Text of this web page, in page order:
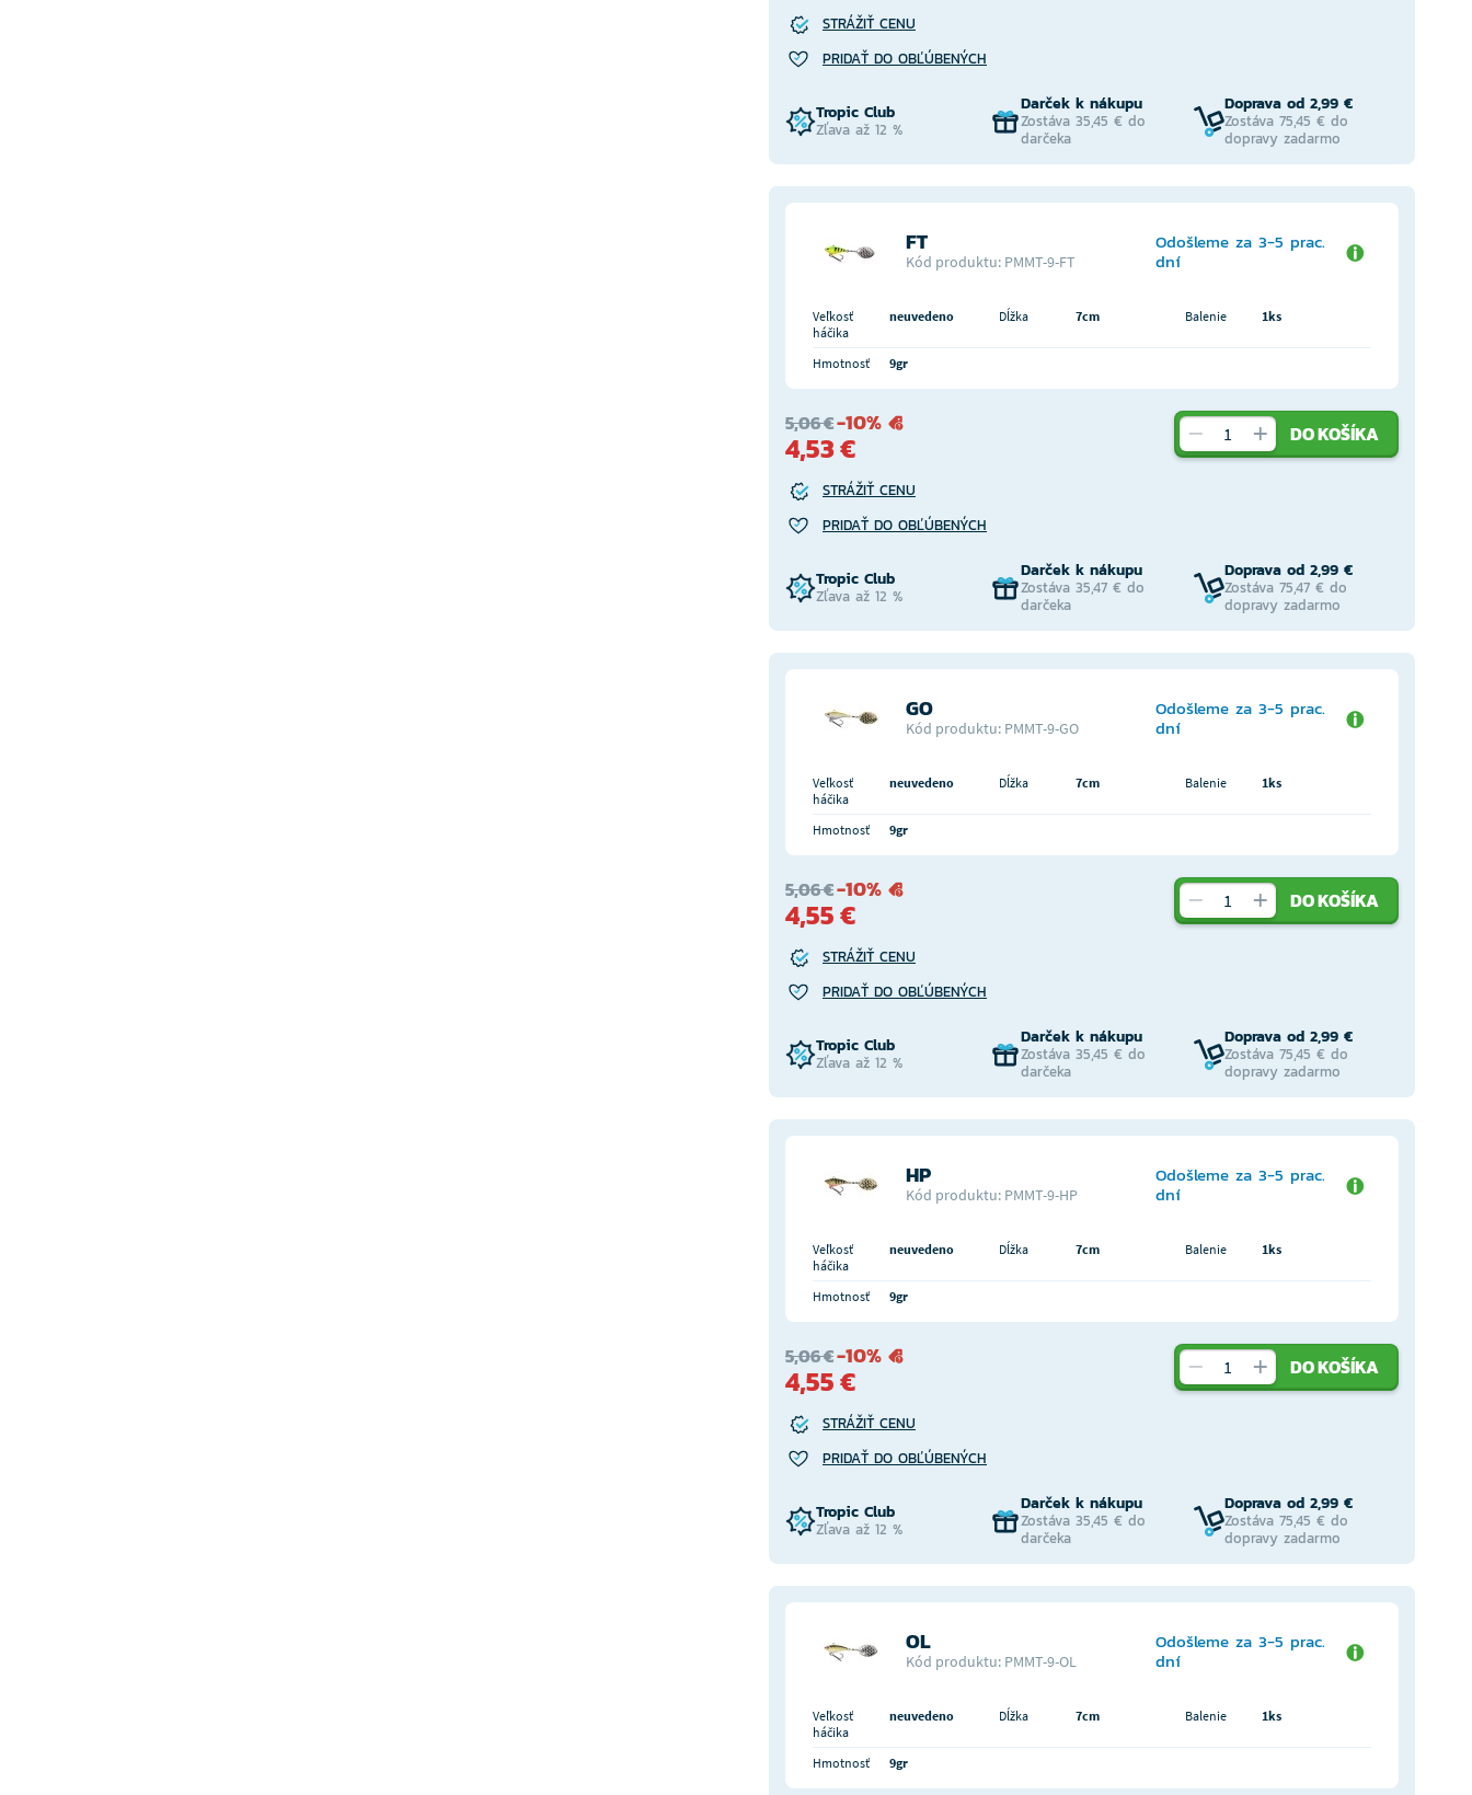
STRÁŽIŤ CENU
PRIDAŤ DO OBĽÚBENÝCH
Tropic Club
Zľava až 12 %
Darček k nákupu
Zostáva 35,45 € do
darčeka
Doprava od 2,99 €
Zostáva 75,45 € do
dopravy zadarmo
FT
Kód produktu: PMMT-9-FT
Odošleme za 3-5 prac.
dní
Veľkosť
háčika
neuvedeno Dĺžka 7cm Balenie 1ks
Hmotnosť 9gr
5,06 €-10%
4,53 € DO KOŠÍKA
STRÁŽIŤ CENU
PRIDAŤ DO OBĽÚBENÝCH
Tropic Club
Zľava až 12 %
Darček k nákupu
Zostáva 35,47 € do
darčeka
Doprava od 2,99 €
Zostáva 75,47 € do
dopravy zadarmo
GO
Kód produktu: PMMT-9-GO
Odošleme za 3-5 prac.
dní
Veľkosť
háčika
neuvedeno Dĺžka 7cm Balenie 1ks
Hmotnosť 9gr
5,06 €-10%
4,55 € DO KOŠÍKA
STRÁŽIŤ CENU
PRIDAŤ DO OBĽÚBENÝCH
Tropic Club
Zľava až 12 %
Darček k nákupu
Zostáva 35,45 € do
darčeka
Doprava od 2,99 €
Zostáva 75,45 € do
dopravy zadarmo
HP
Kód produktu: PMMT-9-HP
Odošleme za 3-5 prac.
dní
Veľkosť
háčika
neuvedeno Dĺžka 7cm Balenie 1ks
Hmotnosť 9gr
5,06 €-10%
4,55 € DO KOŠÍKA
STRÁŽIŤ CENU
PRIDAŤ DO OBĽÚBENÝCH
Tropic Club
Zľava až 12 %
Darček k nákupu
Zostáva 35,45 € do
darčeka
Doprava od 2,99 €
Zostáva 75,45 € do
dopravy zadarmo
OL
Kód produktu: PMMT-9-OL
Odošleme za 3-5 prac.
dní
Veľkosť
háčika
neuvedeno Dĺžka 7cm Balenie 1ks
Hmotnosť 9gr